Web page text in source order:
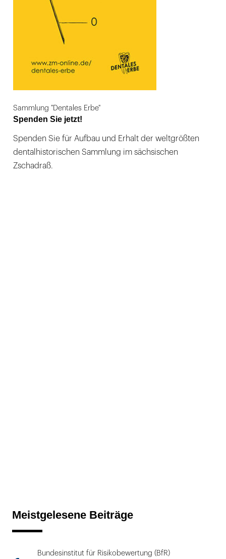
Sammlung "Dentales Erbe"
Spenden Sie jetzt!
Spenden Sie für Aufbau und Erhalt der weltgrößten
dentalhistorischen Sammlung im sächsischen
Zschadraß.
Meistgelesene Beiträge
Bundesinstitut für Risikobewertung (BfR)